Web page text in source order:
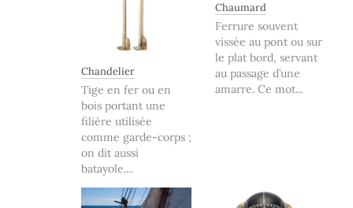
Chandelier
Tige en fer ou en
bois portant une
filière utilisée
comme garde-corps ;
on dit aussi
batayole....
Chaumard
Ferrure souvent
vissée au pont ou sur
le plat bord, servant
au passage d’une
amarre. Ce mot...